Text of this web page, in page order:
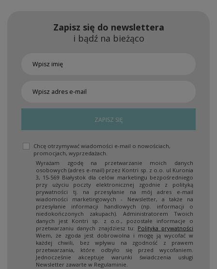
Zapisz się do newslettera
i bądź na bieżąco
ZAPISZ SIĘ
Chcę otrzymywać wiadomości e-mail o nowościach,
promocjach, wyprzedażach.
Wyrażam zgodę na przetwarzanie moich danych
osobowych (adres e-mail) przez Kontri sp. z o.o. ul Kuronia
3, 15-569 Białystok dla celów marketingu bezpośredniego
przy użyciu poczty elektronicznej zgodnie z polityką
prywatności tj. na przesyłanie na mój adres e-mail
wiadomości marketingowych - Newsletter, a także na
przesyłanie informacji handlowych (np. informacji o
niedokończonych zakupach). Administratorem Twoich
danych jest Kontri sp. z o.o., pozostałe informacje o
przetwarzaniu danych znajdziesz tu: Polityka prywatności
Wiem, że zgoda jest dobrowolna i mogę ją wycofać w
każdej chwili, bez wpływu na zgodność z prawem
przetwarzania, które odbyło się przed wycofaniem.
Jednocześnie akceptuje warunki świadczenia usługi
Newsletter zawarte w Regulaminie.